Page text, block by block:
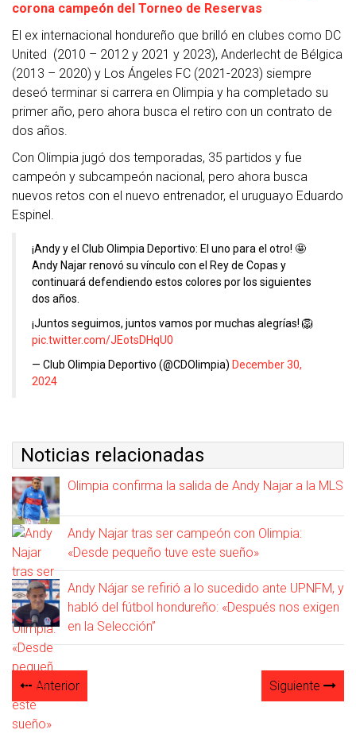
corona campeón del Torneo de Reservas
El ex internacional hondureño que brilló en clubes como DC
United (2010 – 2012 y 2021 y 2023), Anderlecht de Bélgica
(2013 – 2020) y Los Ángeles FC (2021-2023) siempre
deseó terminar si carrera en Olimpia y ha completado su
primer año, pero ahora busca el retiro con un contrato de
dos años.
Con Olimpia jugó dos temporadas, 35 partidos y fue
campeón y subcampeón nacional, pero ahora busca
nuevos retos con el nuevo entrenador, el uruguayo Eduardo
Espinel.
¡Andy y el Club Olimpia Deportivo: El uno para el otro! 🤩
Andy Najar renovó su vínculo con el Rey de Copas y
continuará defendiendo estos colores por los siguientes
dos años.
¡Juntos seguimos, juntos vamos por muchas alegrías! 🦁
pic.twitter.com/JEotsDHqU0
— Club Olimpia Deportivo (@CDOlimpia) December 30,
2024
Noticias relacionadas
Olimpia confirma la salida de Andy Najar a la MLS
Andy Najar tras ser campeón con Olimpia:
«Desde pequeño tuve este sueño»
Andy Nájar se refirió a lo sucedido ante UPNFM, y
habló del fútbol hondureño: «Después nos exigen
en la Selección”
Anterior Siguiente